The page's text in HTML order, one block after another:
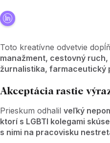
Toto kreatívne odvetvie
manažment, cestovný
žurnalistika, farmaceutický
Akceptácia rastie
Prieskum odhalil veľký
ktorí s LGBTI kolegami
s nimi na pracovisku